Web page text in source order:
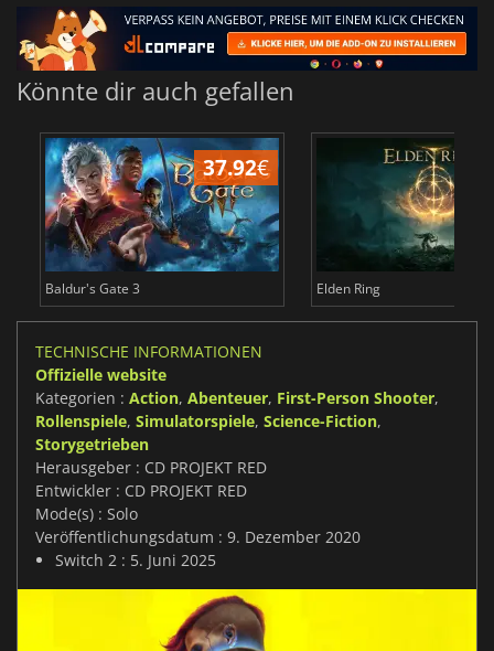
Könnte dir auch gefallen
37.92€
Baldur's Gate 3 Elden Ring
TECHNISCHE INFORMATIONEN
Offizielle website
Kategorien : Action, Abenteuer, First-Person Shooter,
Rollenspiele, Simulatorspiele, Science-Fiction,
Storygetrieben
Herausgeber : CD PROJEKT RED
Entwickler : CD PROJEKT RED
Mode(s) : Solo
Veröffentlichungsdatum : 9. Dezember 2020
Switch 2 : 5. Juni 2025